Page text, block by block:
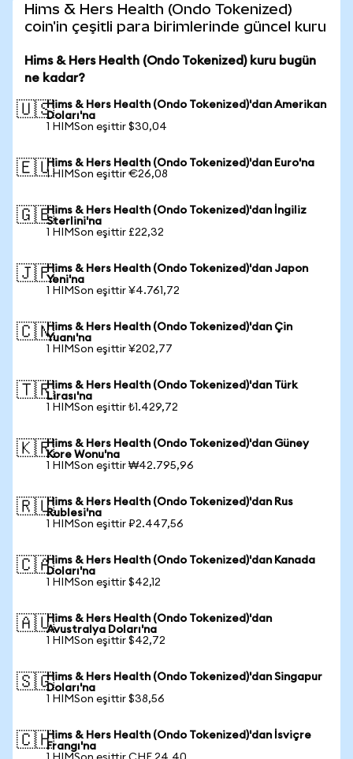
Hims & Hers Health (Ondo Tokenized)
coin'in çeşitli para birimlerinde güncel kuru
Hims & Hers Health (Ondo Tokenized) kuru bugün
ne kadar?
🇺🇸Hims & Hers Health (Ondo Tokenized)'dan Amerikan
Doları'na
1 HIMSon eşittir $30,04
🇪🇺Hims & Hers Health (Ondo Tokenized)'dan Euro'na
1 HIMSon eşittir €26,08
🇬🇧Hims & Hers Health (Ondo Tokenized)'dan İngiliz
Sterlini'na
1 HIMSon eşittir £22,32
🇯🇵Hims & Hers Health (Ondo Tokenized)'dan Japon
Yeni'na
1 HIMSon eşittir ¥4.761,72
🇨🇳Hims & Hers Health (Ondo Tokenized)'dan Çin
Yuanı'na
1 HIMSon eşittir ¥202,77
🇹🇷Hims & Hers Health (Ondo Tokenized)'dan Türk
Lirası'na
1 HIMSon eşittir ₺1.429,72
🇰🇷Hims & Hers Health (Ondo Tokenized)'dan Güney
Kore Wonu'na
1 HIMSon eşittir ₩42.795,96
🇷🇺Hims & Hers Health (Ondo Tokenized)'dan Rus
Rublesi'na
1 HIMSon eşittir ₽2.447,56
🇨🇦Hims & Hers Health (Ondo Tokenized)'dan Kanada
Doları'na
1 HIMSon eşittir $42,12
🇦🇺Hims & Hers Health (Ondo Tokenized)'dan
Avustralya Doları'na
1 HIMSon eşittir $42,72
🇸🇬Hims & Hers Health (Ondo Tokenized)'dan Singapur
Doları'na
1 HIMSon eşittir $38,56
🇨🇭Hims & Hers Health (Ondo Tokenized)'dan İsviçre
Frangı'na